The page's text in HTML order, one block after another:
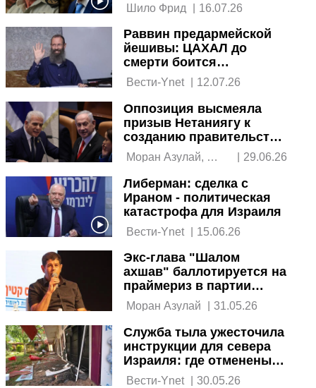
| 16.07.26
Раввин предармейской
йешивы: ЦАХАЛ до
смерти боится
радикальных
феминисток
Вести-Ynet 12.07.26
Оппозиция высмеяла
призыв Нетаниягу к
созданию правительства
единства
Моран Азулай,
| 29.06.26
Либерман: сделка с
Ираном - политическая
катастрофа для Израиля
Вести-Ynet | 15.06.26
Экс-глава "Шалом
ахшав" баллотируется на
праймериз в партии
Демократы
31.05.26
Служба тыла ужесточила
инструкции для севера
Израиля: где отменены
занятия и работа
Вести-Ynet | 30.05.26